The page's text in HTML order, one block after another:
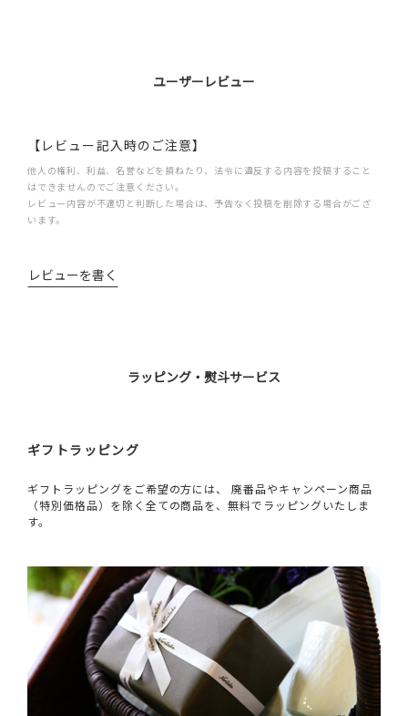
ユーザーレビュー
【レビュー記入時のご注意】
他人の権利、利益、名誉などを損ねたり、法令に違反する内容を投稿すること
はできませんのでご注意ください。
レビュー内容が不適切と判断した場合は、予告なく投稿を削除する場合がござ
います。
レビューを書く
ラッピング・熨斗サービス
ギフトラッピング
ギフトラッピングをご希望の方には、 廃番品やキャンペーン商品
（特別価格品）を除く全ての商品を、無料でラッピングいたしま
す。